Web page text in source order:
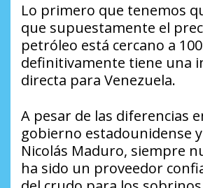
Lo primero que tenemos
que supuestamente el
petróleo está cercano a
definitivamente tiene una
directa para Venezuela.
A pesar de las diferencias
gobierno estadounidense
Nicolás Maduro, siempre
ha sido un proveedor